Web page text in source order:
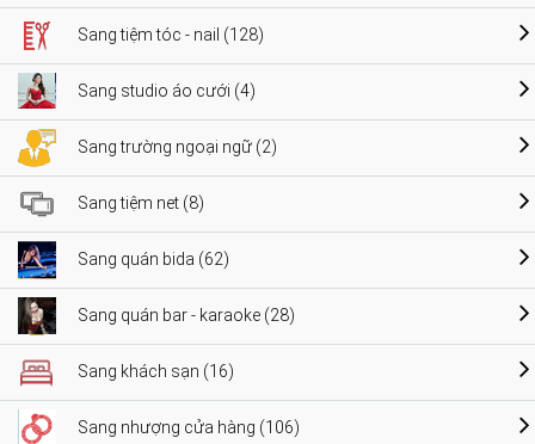
Sang tiệm tóc - nail (128)
Sang studio áo cưới (4)
Sang trường ngoại ngữ (2)
Sang tiệm net (8)
Sang quán bida (62)
Sang quán bar - karaoke (28)
Sang khách sạn (16)
Sang nhượng cửa hàng (106)